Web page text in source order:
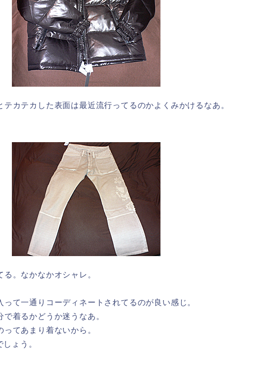
カテカした表面は最近流行ってるのかよくみかけるなあ。
。なかなかオシャレ。
て一通りコーディネートされてるのが良い感じ。
着るかどうか迷うなあ。
てあまり着ないから。
ょう。